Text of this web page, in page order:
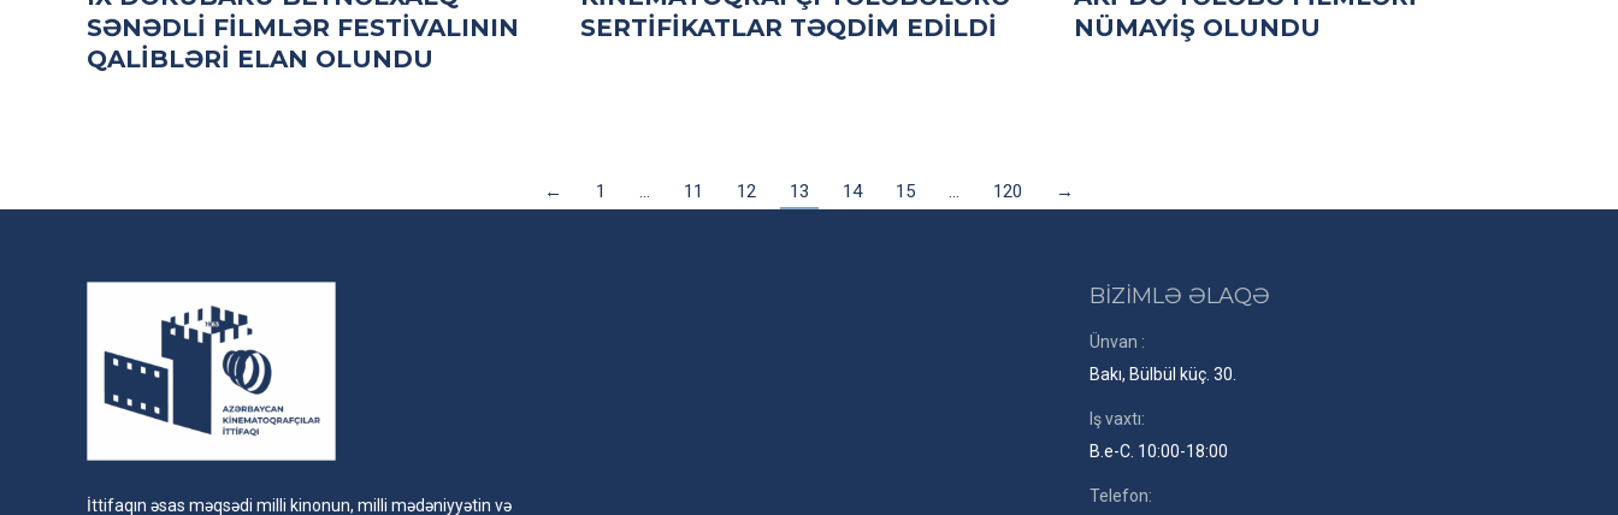
SƏNƏDLI FILMLƏR FESTIVALININ
QALIBLƏRI ELAN OLUNDU
SERTIFIKATLAR TƏQDIM EDILDI
NÜMAYIŞ OLUNDU
← 1 … 11 12 13 14 15 … 120 →
İttifaqın əsas məqsədi milli kinonun, milli mədəniyyətin və
BİZİMLƏ ƏLAQƏ
Ünvan :
Bakı, Bülbül küç. 30.
Iş vaxtı:
B.e-C. 10:00-18:00
Telefon: